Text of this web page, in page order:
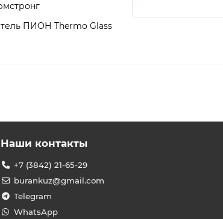
ПИОН Thermo Glass
Наши контакты
+7 (3842) 21-65-29
burankuz@gmail.com
Telegram
WhatsApp